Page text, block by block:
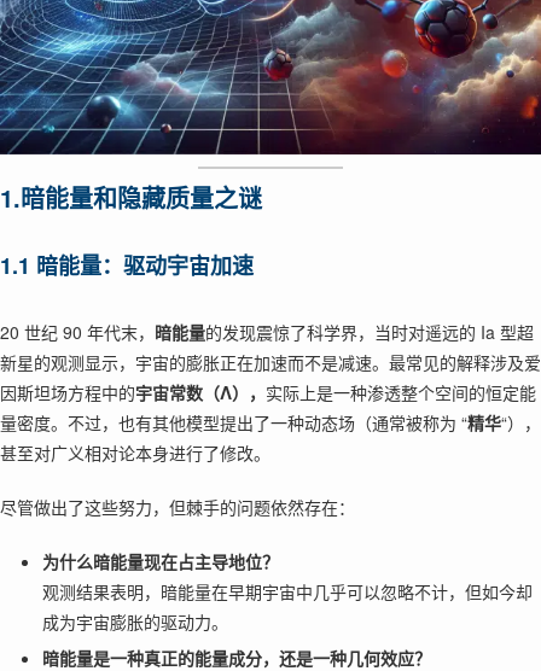
1.暗能量和隐藏质量之谜
1.1 暗能量：驱动宇宙加速
20 世纪 90 年代末， 暗能量的发现震惊了科学界，当时对遥远的 Ia 型超
新星的观测显示，宇宙的膨胀正在加速而不是减速。最常见的解释涉及爱
因斯坦场方程中的宇宙常数（Λ）， 实际上是一种渗透整个空间的恒定能
量密度。不过，也有其他模型提出了一种动态场（通常被称为 “精华“），
甚至对广义相对论本身进行了修改。
尽管做出了这些努力，但棘手的问题依然存在：
为什么暗能量现在占主导地位？
观测结果表明，暗能量在早期宇宙中几乎可以忽略不计，但如今却
成为宇宙膨胀的驱动力。
暗能量是一种真正的能量成分，还是一种几何效应？